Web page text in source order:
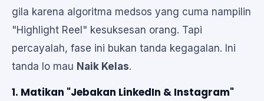
gila karena algoritma medsos yang cuma nampilin
"Highlight Reel" kesuksesan orang. Tapi
percayalah, fase ini bukan tanda kegagalan. Ini
tanda lo mau Naik Kelas.
1. Matikan "Jebakan LinkedIn & Instagram"